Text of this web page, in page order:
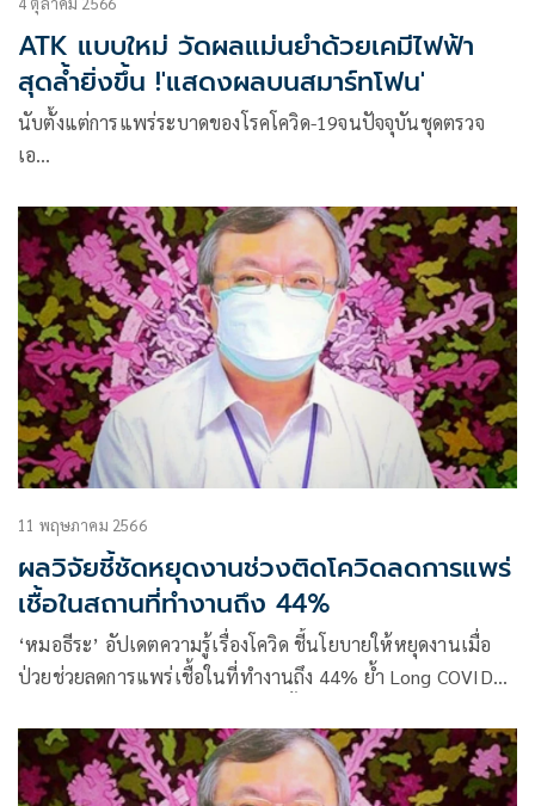
ATK แบบใหม่ วัดผลแม่นยำด้วยเคมีไฟฟ้า
สุดล้ำยิ่งขึ้น !'แสดงผลบนสมาร์ทโฟน'
นับตั้งแต่การแพร่ระบาดของโรคโควิด-19จนปัจจุบันชุดตรวจ
เอ…
11 พฤษภาคม 2566
ผลวิจัยชี้ชัดหยุดงานช่วงติดโควิดลดการแพร่
เชื้อในสถานที่ทำงานถึง 44%
‘หมอธีระ’ อัปเดตความรู้เรื่องโควิด ชี้นโยบายให้หยุดงานเมื่อ
ป่วยช่วยลดการแพร่เชื้อในที่ทำงานถึง 44% ย้ำ Long COVID